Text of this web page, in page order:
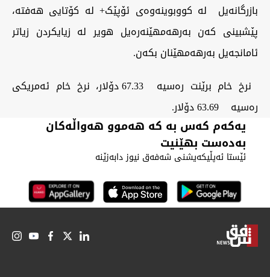
بازرگانەیل لە کووبوینەوەی ئۆپێک+ لە کۆتایی هەفتە،
پێشبینی کەن بەرهەمهێنەرەیل هویر لە زیایکردن زیاتر
ئامانجەیل بەرهەمهێنان بکەن.
نرخ خام برێنت رەسیە 67.33 دۆلار، نرخ خام ئەمریکی
رەسیە 63.69 دۆلار.
یەکەم کەس بە کە هەموو هەواڵەکان
بەدەست بهێنیت
ئێستا ئەپڵیکەیشنی شەفەق نیوز دابەزێنە